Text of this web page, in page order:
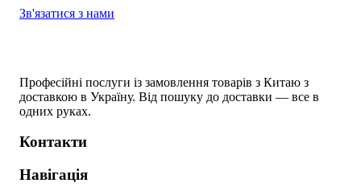
Зв'язатися з нами
Професійні послуги із замовлення товарів з Китаю з
доставкою в Україну. Від пошуку до доставки — все в
одних руках.
Контакти
Навігація